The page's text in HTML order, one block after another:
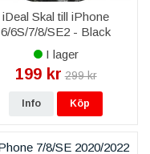
iDeal Skal till iPhone
6/6S/7/8/SE2 - Black
Galaxy Marble
I lager
199 kr 299 kr
Info Köp